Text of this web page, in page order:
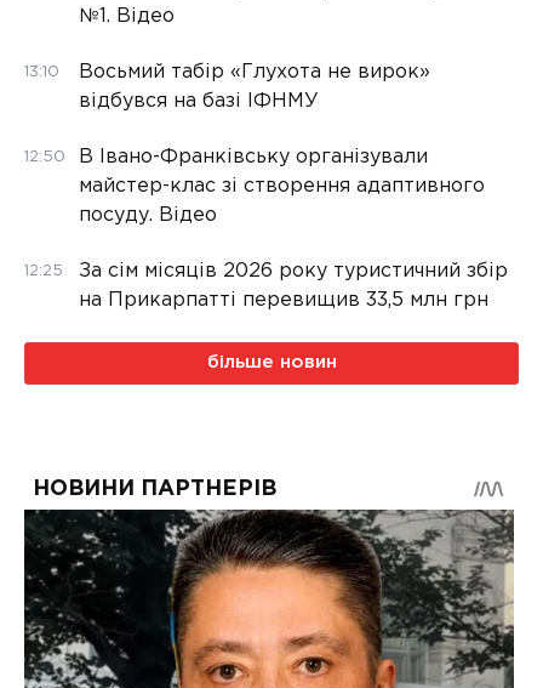
№1. Відео
13:10
Восьмий табір «Глухота не вирок»
відбувся на базі ІФНМУ
12:50
В Івано-Франківську організували
майстер-клас зі створення адаптивного
посуду. Відео
12:25
За сім місяців 2026 року туристичний збір
на Прикарпатті перевищив 33,5 млн грн
більше новин